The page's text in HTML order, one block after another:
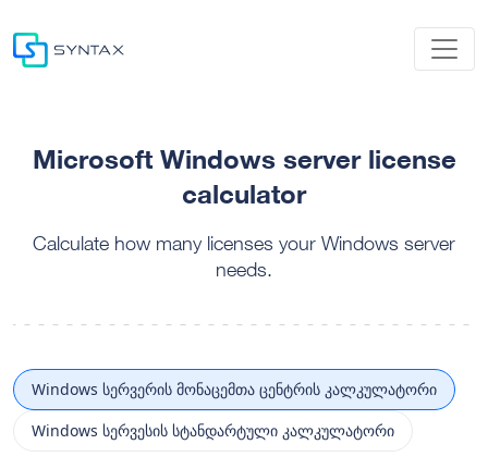
Microsoft Windows server license
calculator
Calculate how many licenses your Windows server
needs.
Windows სერვერის მონაცემთა ცენტრის კალკულატორი
Windows სერვესის სტანდარტული კალკულატორი